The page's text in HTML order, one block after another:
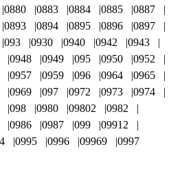
0880 0883 0884 0885
0887
0893 0894 0895 0896
0897
093 0930 0940 0942
0943
0948 0949 095 0950
0952
0957 0959 096 0964
0965
0969 097 0972 0973
0974
098 0980 09802
0982
0986 0987 099
09912
0995 0996 09969 0997